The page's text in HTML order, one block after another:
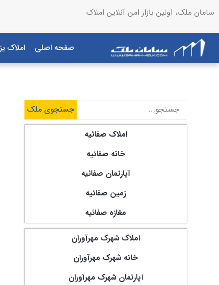
سامان ملک، اولین بازار امن آنلاین املاک
صفحه اصلی املاک
جستجوی ملک
املاک صفائیه
خانه صفائیه
آپارتمان صفائیه
زمین صفائیه
مغازه صفائیه
املاک شهرک مهرآوران
خانه شهرک مهرآوران
آپارتمان شهرک مهرآوران